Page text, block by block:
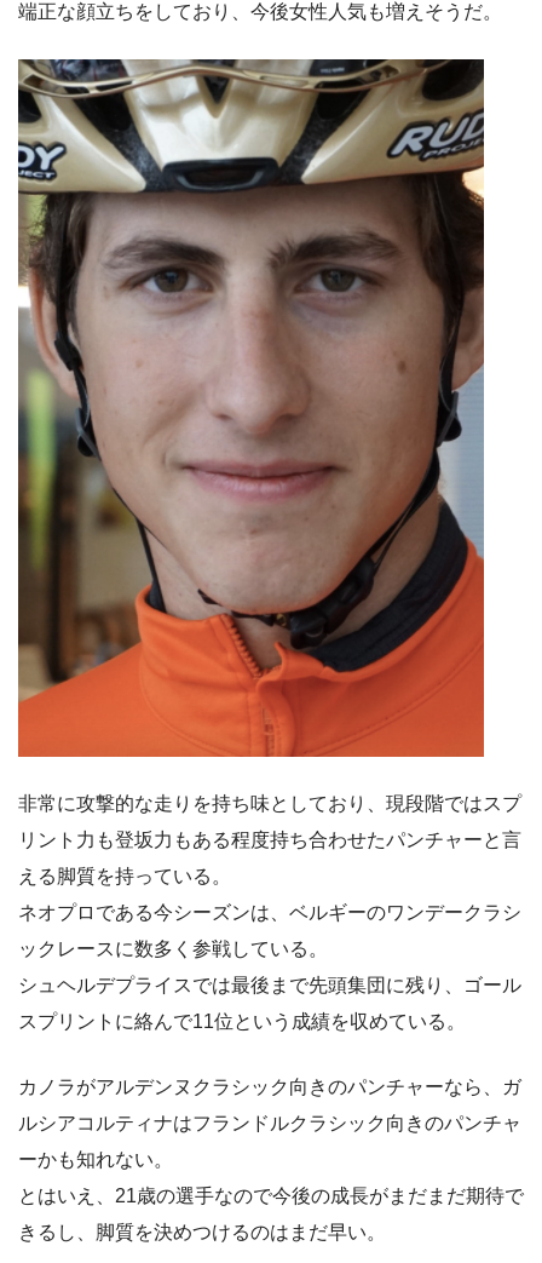
端正な顔立ちをしており、今後女性人気も増えそうだ。
非常に攻撃的な走りを持ち味としており、現段階ではスプ
リント力も登坂力もある程度持ち合わせたパンチャーと言
える脚質を持っている。
ネオプロである今シーズンは、ベルギーのワンデークラシ
ックレースに数多く参戦している。
シュヘルデプライスでは最後まで先頭集団に残り、ゴール
スプリントに絡んで11位という成績を収めている。
カノラがアルデンヌクラシック向きのパンチャーなら、ガ
ルシアコルティナはフランドルクラシック向きのパンチャ
ーかも知れない。
とはいえ、21歳の選手なので今後の成長がまだまだ期待で
きるし、脚質を決めつけるのはまだ早い。